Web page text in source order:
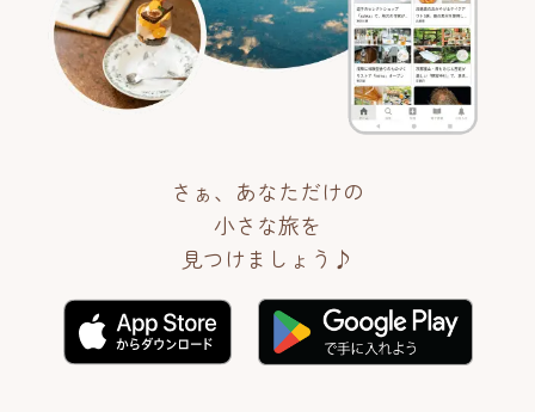
さぁ、あなただけの
小さな旅を
見つけましょう♪